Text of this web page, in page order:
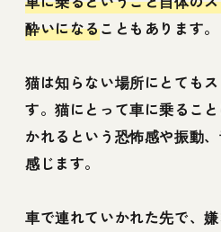
酔いになることもあります。
猫は知らない場所にとても
す。猫にとって車に乗るこ
かれるという恐怖感や振動
感じます。
車で連れていかれた先で、